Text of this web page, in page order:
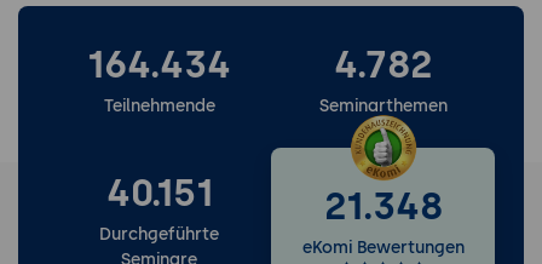
164.434
Teilnehmende
4.782
Seminarthemen
40.151
Durchgeführte
21.348
eKomi Bewertungen